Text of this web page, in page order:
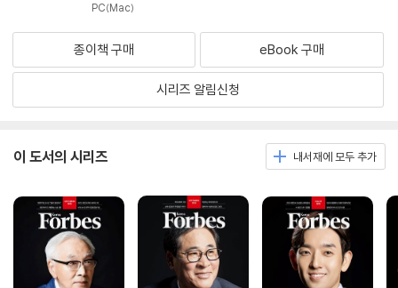
PC(Mac)
종이책 구매 eBook 구매
시리즈 알림신청
이 도서의 시리즈 내서재에 모두 추가